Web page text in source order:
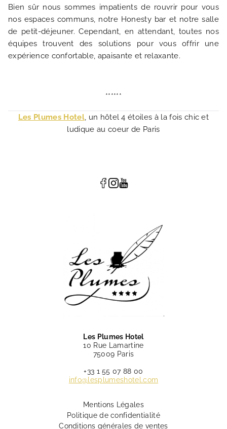
Bien sûr nous sommes impatients de rouvrir pour vous
nos espaces communs, notre Honesty bar et notre salle
de petit-déjeuner. Cependant, en attendant, toutes nos
équipes trouvent des solutions pour vous offrir une
expérience confortable, apaisante et relaxante.
******
Les Plumes Hotel, un hôtel 4 étoiles à la fois chic et
ludique au coeur de Paris
Les Plumes Hotel
10 Rue Lamartine
75009 Paris
+33 1 55 07 88 00
info@lesplumeshotel.com
Mentions Légales
Politique de confidentialité
Conditions générales de ventes